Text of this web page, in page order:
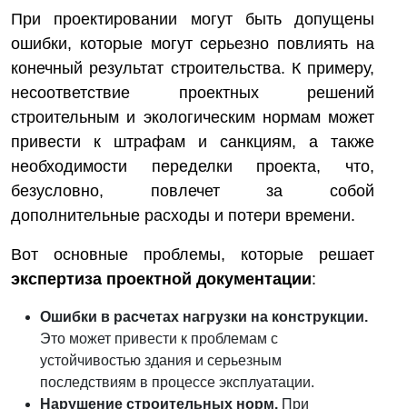
При проектировании могут быть допущены
ошибки, которые могут серьезно повлиять на
конечный результат строительства. К примеру,
несоответствие проектных решений
строительным и экологическим нормам может
привести к штрафам и санкциям, а также
необходимости переделки проекта, что,
безусловно, повлечет за собой
дополнительные расходы и потери времени.
Вот основные проблемы, которые решает
экспертиза проектной документации:
Ошибки в расчетах нагрузки на конструкции.
Это может привести к проблемам с
устойчивостью здания и серьезным
последствиям в процессе эксплуатации.
Нарушение строительных норм. При